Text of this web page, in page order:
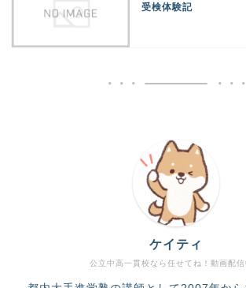
受検体験記
公立中高一貫校なら任せてね！動画配信
ケイティ